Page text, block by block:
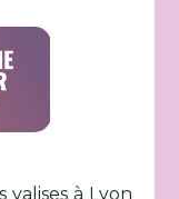
valises à Lyon